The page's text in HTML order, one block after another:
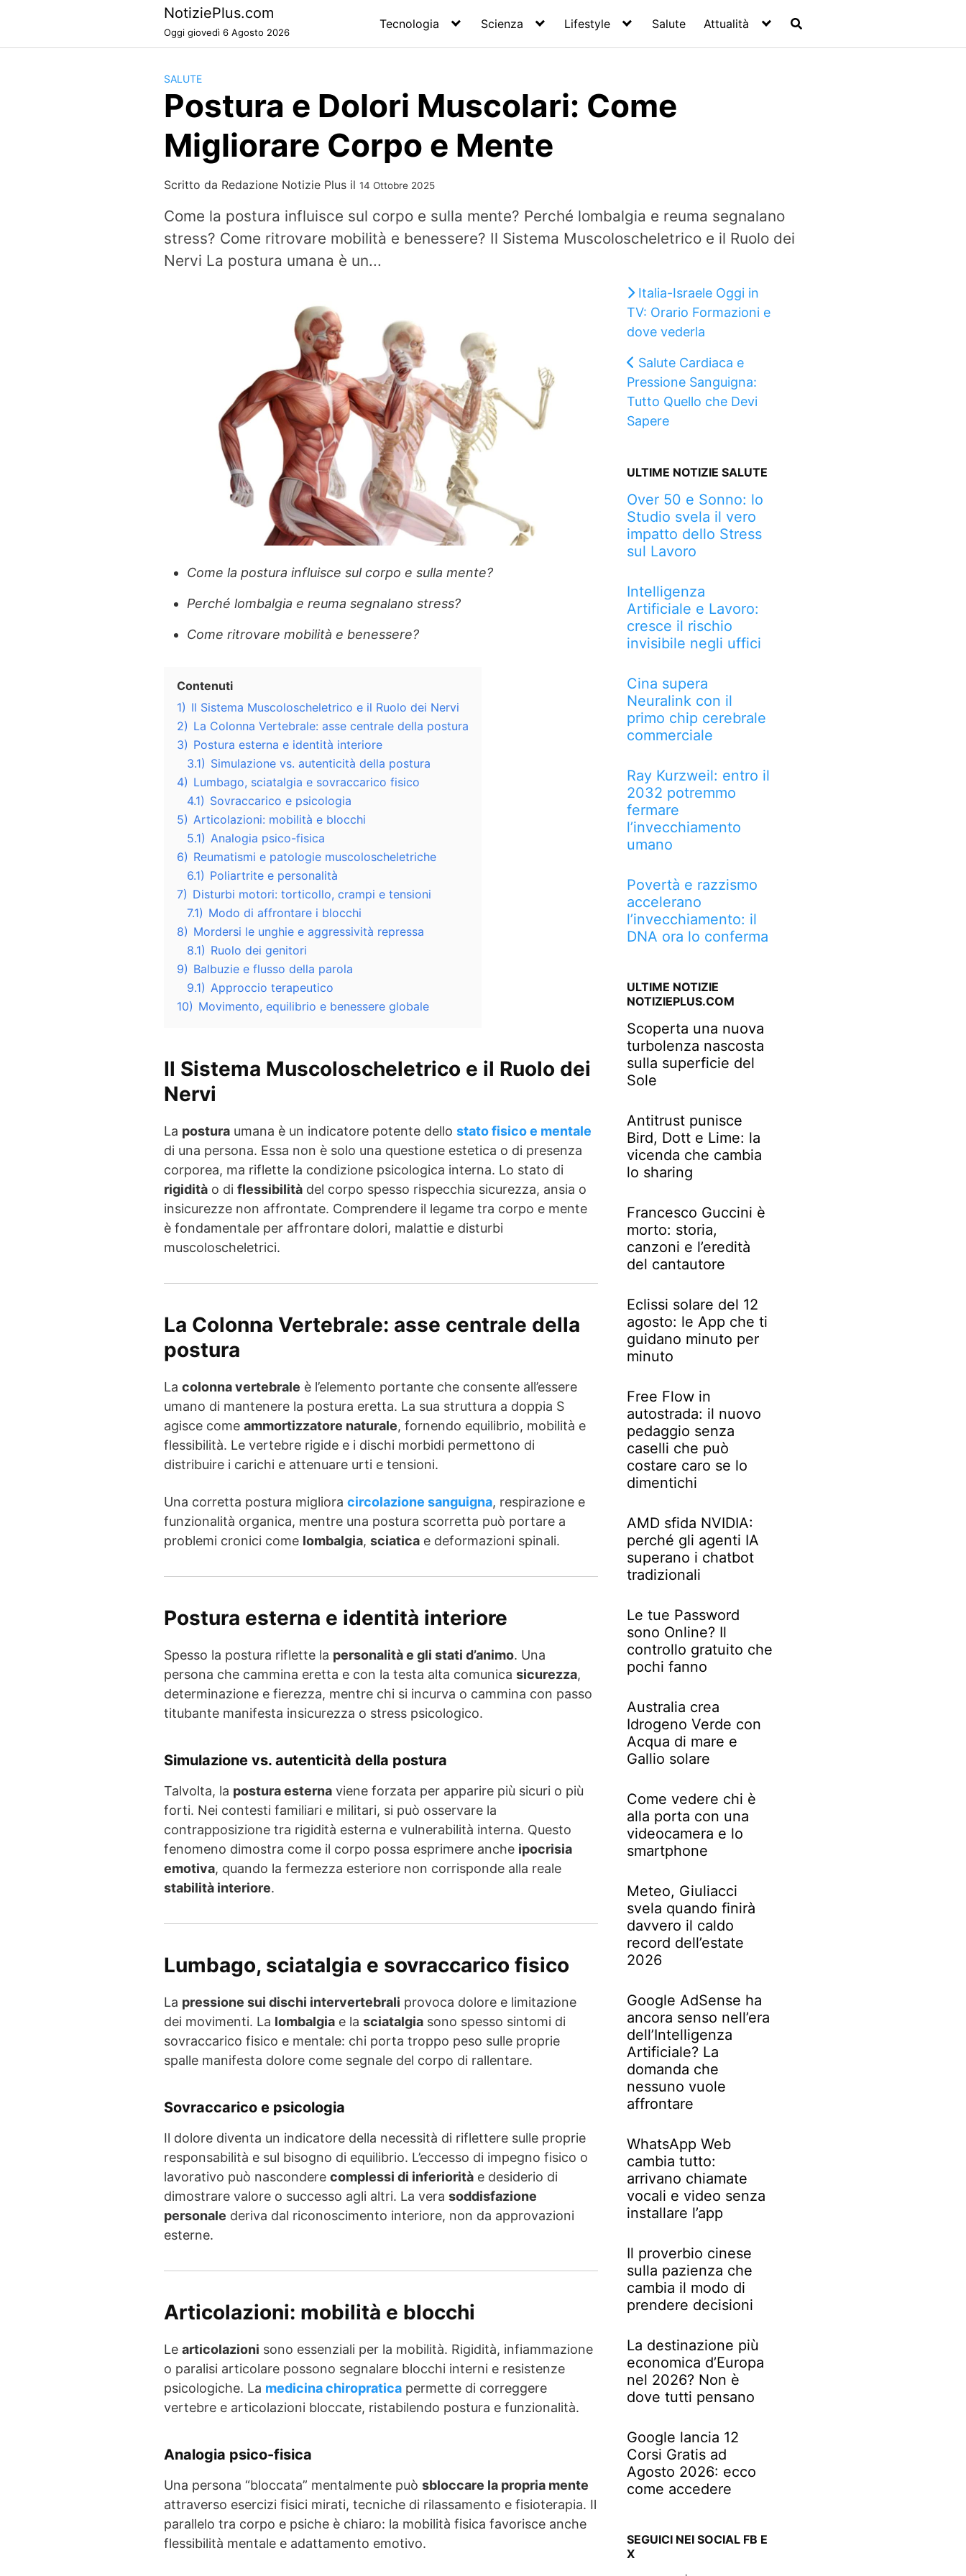
NotiziePlus.com
Oggi giovedì 6 Agosto 2026
Tecnologia Scienza Lifestyle Salute Attualità
SALUTE
Postura e Dolori Muscolari: Come
Migliorare Corpo e Mente
Scritto da Redazione Notizie Plus il 14 Ottobre 2025
Come la postura influisce sul corpo e sulla mente? Perché lombalgia e reuma segnalano
stress? Come ritrovare mobilità e benessere? Il Sistema Muscoloscheletrico e il Ruolo dei
Nervi La postura umana è un...
Come la postura influisce sul corpo e sulla mente?
Perché lombalgia e reuma segnalano stress?
Come ritrovare mobilità e benessere?
Contenuti
1) Il Sistema Muscoloscheletrico e il Ruolo dei Nervi
2) La Colonna Vertebrale: asse centrale della postura
3) Postura esterna e identità interiore
3.1) Simulazione vs. autenticità della postura
4) Lumbago, sciatalgia e sovraccarico fisico
4.1) Sovraccarico e psicologia
5) Articolazioni: mobilità e blocchi
5.1) Analogia psico-fisica
6) Reumatismi e patologie muscoloscheletriche
6.1) Poliartrite e personalità
7) Disturbi motori: torticollo, crampi e tensioni
7.1) Modo di affrontare i blocchi
8) Mordersi le unghie e aggressività repressa
8.1) Ruolo dei genitori
9) Balbuzie e flusso della parola
9.1) Approccio terapeutico
10) Movimento, equilibrio e benessere globale
Il Sistema Muscoloscheletrico e il Ruolo dei
Nervi
La postura umana è un indicatore potente dello stato fisico e mentale
di una persona. Essa non è solo una questione estetica o di presenza
corporea, ma riflette la condizione psicologica interna. Lo stato di
rigidità o di flessibilità del corpo spesso rispecchia sicurezza, ansia o
insicurezze non affrontate. Comprendere il legame tra corpo e mente
è fondamentale per affrontare dolori, malattie e disturbi
muscoloscheletrici.
La Colonna Vertebrale: asse centrale della
postura
La colonna vertebrale è l’elemento portante che consente all’essere
umano di mantenere la postura eretta. La sua struttura a doppia S
agisce come ammortizzatore naturale, fornendo equilibrio, mobilità e
flessibilità. Le vertebre rigide e i dischi morbidi permettono di
distribuire i carichi e attenuare urti e tensioni.
Una corretta postura migliora circolazione sanguigna, respirazione e
funzionalità organica, mentre una postura scorretta può portare a
problemi cronici come lombalgia, sciatica e deformazioni spinali.
Postura esterna e identità interiore
Spesso la postura riflette la personalità e gli stati d’animo. Una
persona che cammina eretta e con la testa alta comunica sicurezza,
determinazione e fierezza, mentre chi si incurva o cammina con passo
titubante manifesta insicurezza o stress psicologico.
Simulazione vs. autenticità della postura
Talvolta, la postura esterna viene forzata per apparire più sicuri o più
forti. Nei contesti familiari e militari, si può osservare la
contrapposizione tra rigidità esterna e vulnerabilità interna. Questo
fenomeno dimostra come il corpo possa esprimere anche ipocrisia
emotiva, quando la fermezza esteriore non corrisponde alla reale
stabilità interiore.
Lumbago, sciatalgia e sovraccarico fisico
La pressione sui dischi intervertebrali provoca dolore e limitazione
dei movimenti. La lombalgia e la sciatalgia sono spesso sintomi di
sovraccarico fisico e mentale: chi porta troppo peso sulle proprie
spalle manifesta dolore come segnale del corpo di rallentare.
Sovraccarico e psicologia
Il dolore diventa un indicatore della necessità di riflettere sulle proprie
responsabilità e sul bisogno di equilibrio. L’eccesso di impegno fisico o
lavorativo può nascondere complessi di inferiorità e desiderio di
dimostrare valore o successo agli altri. La vera soddisfazione
personale deriva dal riconoscimento interiore, non da approvazioni
esterne.
Articolazioni: mobilità e blocchi
Le articolazioni sono essenziali per la mobilità. Rigidità, infiammazione
o paralisi articolare possono segnalare blocchi interni e resistenze
psicologiche. La medicina chiropratica permette di correggere
vertebre e articolazioni bloccate, ristabilendo postura e funzionalità.
Analogia psico-fisica
Una persona “bloccata” mentalmente può sbloccare la propria mente
attraverso esercizi fisici mirati, tecniche di rilassamento e fisioterapia. Il
parallelo tra corpo e psiche è chiaro: la mobilità fisica favorisce anche
flessibilità mentale e adattamento emotivo.
Italia-Israele Oggi in
TV: Orario Formazioni e
dove vederla
Salute Cardiaca e
Pressione Sanguigna:
Tutto Quello che Devi
Sapere
ULTIME NOTIZIE SALUTE
Over 50 e Sonno: lo
Studio svela il vero
impatto dello Stress
sul Lavoro
Intelligenza
Artificiale e Lavoro:
cresce il rischio
invisibile negli uffici
Cina supera
Neuralink con il
primo chip cerebrale
commerciale
Ray Kurzweil: entro il
2032 potremmo
fermare
l’invecchiamento
umano
Povertà e razzismo
accelerano
l’invecchiamento: il
DNA ora lo conferma
ULTIME NOTIZIE
NOTIZIEPLUS.COM
Scoperta una nuova
turbolenza nascosta
sulla superficie del
Sole
Antitrust punisce
Bird, Dott e Lime: la
vicenda che cambia
lo sharing
Francesco Guccini è
morto: storia,
canzoni e l’eredità
del cantautore
Eclissi solare del 12
agosto: le App che ti
guidano minuto per
minuto
Free Flow in
autostrada: il nuovo
pedaggio senza
caselli che può
costare caro se lo
dimentichi
AMD sfida NVIDIA:
perché gli agenti IA
superano i chatbot
tradizionali
Le tue Password
sono Online? Il
controllo gratuito che
pochi fanno
Australia crea
Idrogeno Verde con
Acqua di mare e
Gallio solare
Come vedere chi è
alla porta con una
videocamera e lo
smartphone
Meteo, Giuliacci
svela quando finirà
davvero il caldo
record dell’estate
2026
Google AdSense ha
ancora senso nell’era
dell’Intelligenza
Artificiale? La
domanda che
nessuno vuole
affrontare
WhatsApp Web
cambia tutto:
arrivano chiamate
vocali e video senza
installare l’app
Il proverbio cinese
sulla pazienza che
cambia il modo di
prendere decisioni
La destinazione più
economica d’Europa
nel 2026? Non è
dove tutti pensano
Google lancia 12
Corsi Gratis ad
Agosto 2026: ecco
come accedere
SEGUICI NEI SOCIAL FB E
X